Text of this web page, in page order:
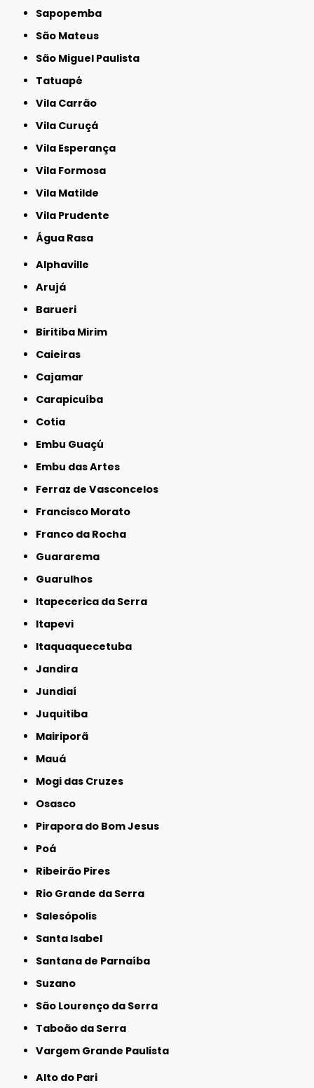
Sapopemba
São Mateus
São Miguel Paulista
Tatuapé
Vila Carrão
Vila Curuçá
Vila Esperança
Vila Formosa
Vila Matilde
Vila Prudente
Água Rasa
Alphaville
Arujá
Barueri
Biritiba Mirim
Caieiras
Cajamar
Carapicuíba
Cotia
Embu Guaçú
Embu das Artes
Ferraz de Vasconcelos
Francisco Morato
Franco da Rocha
Guararema
Guarulhos
Itapecerica da Serra
Itapevi
Itaquaquecetuba
Jandira
Jundiaí
Juquitiba
Mairiporã
Mauá
Mogi das Cruzes
Osasco
Pirapora do Bom Jesus
Poá
Ribeirão Pires
Rio Grande da Serra
Salesópolis
Santa Isabel
Santana de Parnaíba
Suzano
São Lourenço da Serra
Taboão da Serra
Vargem Grande Paulista
Alto do Pari